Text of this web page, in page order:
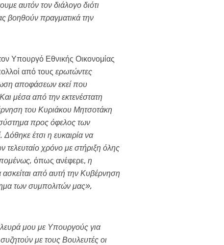
αυτόν τον διάλογο διότι
βοηθούν πραγματικά την
Υπουργό Εθνικής Οικονομίας
από τους ερωτώντες
αποφάσεων εκεί που
μέσα από την εκτενέστατη
του Κυριάκου Μητσοτάκη
σύστημα προς όφελος των
έτσι η ευκαιρία να
τελευταίο χρόνο με στήριξη όλης
όπως ανέφερε, η
ασκείται από αυτή την Κυβέρνηση
των συμπολιτών μας»,
μου με Υπουργούς για
με τους Βουλευτές οι